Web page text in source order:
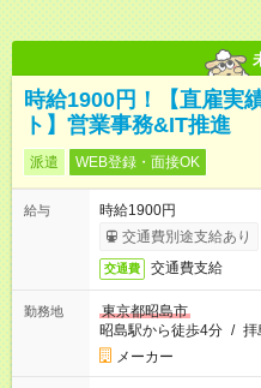
時給1900円！【直雇実
ト】営業事務&IT推進
派遣 WEB登録・面接OK
給与
時給1900円
交通費別途支給あり
交通費 交通費支給
勤務地
東京都昭島市
昭島駅から徒歩4分 / 拝
メーカー